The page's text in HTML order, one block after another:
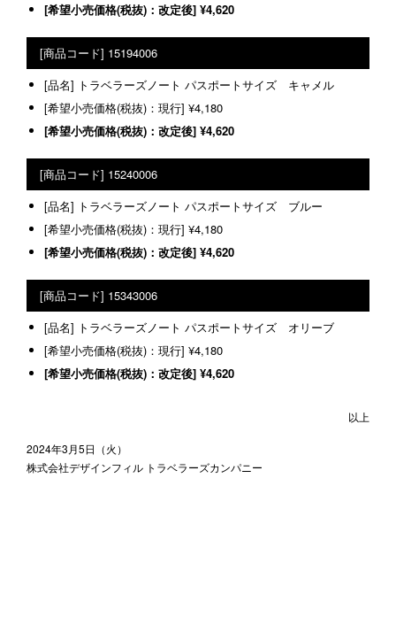
¥4,620
15194006
トラベラーズノート パスポートサイズ キャメル
¥4,180
¥4,620
15240006
トラベラーズノート パスポートサイズ ブルー
¥4,180
¥4,620
15343006
トラベラーズノート パスポートサイズ オリーブ
¥4,180
¥4,620
以上
2024年3月5日（火）
株式会社デザインフィル トラベラーズカンパニー